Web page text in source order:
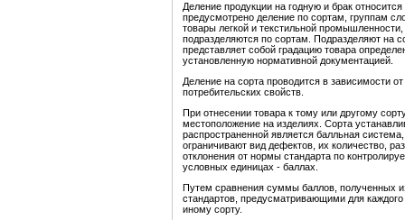
Деление продукции на годную и брак
предусмотрено деление по сортам, группам
товары легкой и текстильной
подразделяются по сортам. Подразделяют
представляет собой градацию товара
установленную нормативной документацией.
Деление на сорта проводится в зависимости
потребительских свойств.
При отнесении товара к тому или другому
местоположение на изделиях. Сорта
распространенной является балльная
ограничивают вид дефектов, их количество,
отклонения от нормы стандарта по
условных единицах - баллах.
Путем сравнения суммы баллов, полученных
стандартов, предусматривающими для
иному сорту.